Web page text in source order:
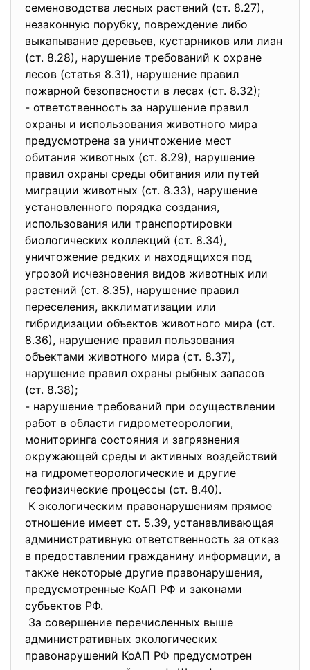
семеноводства лесных растений (ст. 8.27),
незаконную порубку, повреждение либо
выкапывание деревьев, кустарников или лиан
(ст. 8.28), нарушение требований к охране
лесов (статья 8.31), нарушение правил
пожарной безопасности в лесах (ст. 8.32);
- ответственность за нарушение правил
охраны и использования животного мира
предусмотрена за уничтожение мест
обитания животных (ст. 8.29), нарушение
правил охраны среды обитания или путей
миграции животных (ст. 8.33), нарушение
установленного порядка создания,
использования или транспортировки
биологических коллекций (ст. 8.34),
уничтожение редких и находящихся под
угрозой исчезновения видов животных или
растений (ст. 8.35), нарушение правил
переселения, акклиматизации или
гибридизации объектов животного мира (ст.
8.36), нарушение правил пользования
объектами животного мира (ст. 8.37),
нарушение правил охраны рыбных запасов
(ст. 8.38);
- нарушение требований при осуществлении
работ в области гидрометеорологии,
мониторинга состояния и загрязнения
окружающей среды и активных воздействий
на гидрометеорологические и другие
геофизические процессы (ст. 8.40).
К экологическим правонарушениям прямое
отношение имеет ст. 5.39, устанавливающая
административную ответственность за отказ
в предоставлении гражданину информации, а
также некоторые другие правонарушения,
предусмотренные КоАП РФ и законами
субъектов РФ.
За совершение перечисленных выше
административных экологических
правонарушений КоАП РФ предусмотрен